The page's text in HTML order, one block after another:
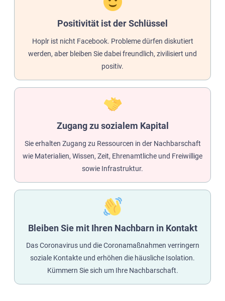
Positivität ist der Schlüssel
Hoplr ist nicht Facebook. Probleme dürfen diskutiert
werden, aber bleiben Sie dabei freundlich, zivilisiert und
positiv.
Zugang zu sozialem Kapital
Sie erhalten Zugang zu Ressourcen in der Nachbarschaft
wie Materialien, Wissen, Zeit, Ehrenamtliche und Freiwillige
sowie Infrastruktur.
Bleiben Sie mit Ihren Nachbarn in Kontakt
Das Coronavirus und die Coronamaßnahmen verringern
soziale Kontakte und erhöhen die häusliche Isolation.
Kümmern Sie sich um Ihre Nachbarschaft.